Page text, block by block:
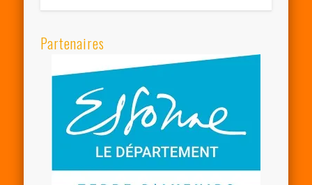
Partenaires